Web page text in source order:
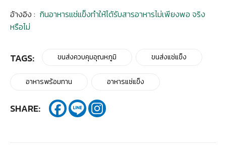
for:
อ้างอิง : กินอาหารแช่แข็งทำให้ได้รับสารอาหารไม่เพียงพอ จริง
หรือไม่
TAGS: ขนส่งควบคุมอุณหภูมิ ขนส่งแช่แข็ง
อาหารพร้อมทาน อาหารแช่แข็ง
SHARE: